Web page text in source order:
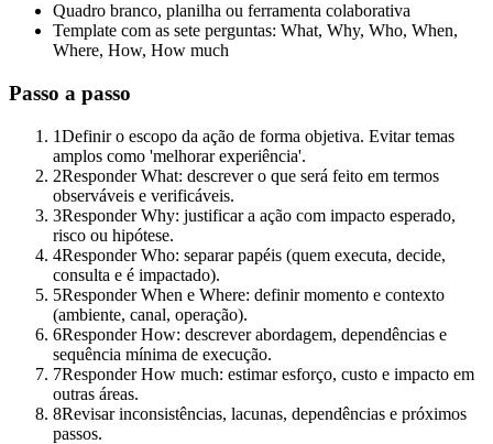
Quadro branco, planilha ou ferramenta colaborativa
Template com as sete perguntas: What, Why, Who, When,
Where, How, How much
Passo a passo
1Definir o escopo da ação de forma objetiva. Evitar temas
amplos como 'melhorar experiência'.
2Responder What: descrever o que será feito em termos
observáveis e verificáveis.
3Responder Why: justificar a ação com impacto esperado,
risco ou hipótese.
4Responder Who: separar papéis (quem executa, decide,
consulta e é impactado).
5Responder When e Where: definir momento e contexto
(ambiente, canal, operação).
6Responder How: descrever abordagem, dependências e
sequência mínima de execução.
7Responder How much: estimar esforço, custo e impacto em
outras áreas.
8Revisar inconsistências, lacunas, dependências e próximos
passos.